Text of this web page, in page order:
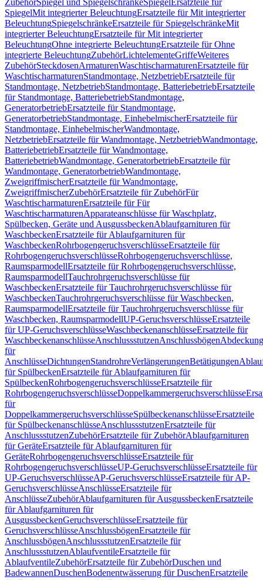
ZubehörSpiegel und SpiegelschränkeSpiegel Ersatzteile für
SpiegelMit integrierter BeleuchtungErsatzteile für Mit integrierter
BeleuchtungSpiegelschränkeErsatzteile für SpiegelschränkeMit
integrierter BeleuchtungErsatzteile für Mit integrierter
BeleuchtungOhne integrierte BeleuchtungErsatzteile für Ohne
integrierte BeleuchtungZubehörLichtelementeGriffeWeiteres
ZubehörSteckdosenArmaturenWaschtischarmaturenErsatzteile für
WaschtischarmaturenStandmontage, NetzbetriebErsatzteile für
Standmontage, NetzbetriebStandmontage, BatteriebetriebErsatzteile
für Standmontage, BatteriebetriebStandmontage,
GeneratorbetriebErsatzteile für Standmontage,
GeneratorbetriebStandmontage, EinhebelmischerErsatzteile für
Standmontage, EinhebelmischerWandmontage,
NetzbetriebErsatzteile für Wandmontage, NetzbetriebWandmontage,
BatteriebetriebErsatzteile für Wandmontage,
BatteriebetriebWandmontage, GeneratorbetriebErsatzteile für
Wandmontage, GeneratorbetriebWandmontage,
ZweigriffmischerErsatzteile für Wandmontage,
ZweigriffmischerZubehörErsatzteile für ZubehörFür
WaschtischarmaturenErsatzteile für Für
WaschtischarmaturenApparateanschlüsse für Waschplatz,
Spülbecken, Geräte und AusgussbeckenAblaufgarnituren für
WaschbeckenErsatzteile für Ablaufgarnituren für
WaschbeckenRohrbogengeruchsverschlüsseErsatzteile für
RohrbogengeruchsverschlüsseRohrbogengeruchsverschlüsse,
RaumsparmodellErsatzteile für Rohrbogengeruchsverschlüsse,
RaumsparmodellTauchrohrgeruchsverschlüsse für
WaschbeckenErsatzteile für Tauchrohrgeruchsverschlüsse für
WaschbeckenTauchrohrgeruchsverschlüsse für Waschbecken,
RaumsparmodellErsatzteile für Tauchrohrgeruchsverschlüsse für
Waschbecken, RaumsparmodellUP-GeruchsverschlüsseErsatzteile
für UP-GeruchsverschlüsseWaschbeckenanschlüsseErsatzteile für
WaschbeckenanschlüsseAnschlussstutzenAnschlussbögen
für
AnschlüsseDichtungenStandrohreVerlängerungenBetätigungen
für SpülbeckenErsatzteile für Ablaufgarnituren für
SpülbeckenRohrbogengeruchsverschlüsseErsatzteile für
RohrbogengeruchsverschlüsseDoppelkammergeruchsverschlüsse
für
DoppelkammergeruchsverschlüsseSpülbeckenanschlüsseErsatzteile
für SpülbeckenanschlüsseAnschlussstutzenErsatzteile für
AnschlussstutzenZubehörErsatzteile für ZubehörAblaufgarnituren
für GeräteErsatzteile für Ablaufgarnituren für
GeräteRohrbogengeruchsverschlüsseErsatzteile für
RohrbogengeruchsverschlüsseUP-GeruchsverschlüsseErsatzteile für
UP-GeruchsverschlüsseAP-GeruchsverschlüsseErsatzteile für AP-
GeruchsverschlüsseAnschlüsseErsatzteile für
AnschlüsseZubehörAblaufgarnituren für AusgussbeckenErsatzteile
für Ablaufgarnituren für
AusgussbeckenGeruchsverschlüsseErsatzteile für
GeruchsverschlüsseAnschlussbögenErsatzteile für
AnschlussbögenAnschlussstutzenErsatzteile für
AnschlussstutzenAblaufventileErsatzteile für
AblaufventileZubehörErsatzteile für ZubehörDuschen und
BadewannenDuschenBodenentwässerung für DuschenErsatzteile